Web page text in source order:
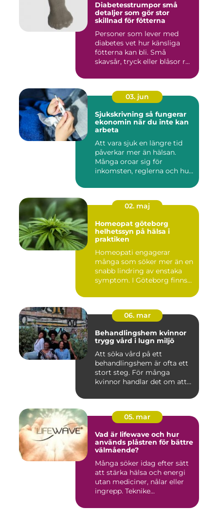
Diabetesstrumpor små
detaljer som gör stor
skillnad för fötterna
Personer som lever med
diabetes vet hur känsliga
fötterna kan bli. Små
skavsår, tryck eller blåsor r...
03. jun
Sjukskrivning så fungerar
ekonomin när du inte kan
arbeta
Att vara sjuk en längre tid
påverkar mer än hälsan.
Många oroar sig för
inkomsten, reglerna och hur
02. maj
Homeopat göteborg
helhetssyn på hälsa i
praktiken
Homeopati engagerar
många som söker mer än en
snabb lindring av enstaka
symptom. I Göteborg finns
06. mar
Behandlingshem kvinnor
trygg vård i lugn miljö
Att söka vård på ett
behandlingshem är ofta ett
stort steg. För många
kvinnor handlar det om att
05. mar
Vad är lifewave och hur
används plåstren för bättre
välmående?
Många söker idag efter sätt
att stärka hälsa och energi
utan mediciner, nålar eller
ingrepp. Teknike...